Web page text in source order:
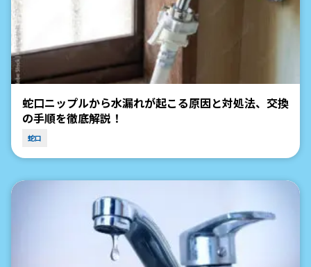
蛇口ニップルから水漏れが起こる原因と対処法、交換
の手順を徹底解説！
蛇口